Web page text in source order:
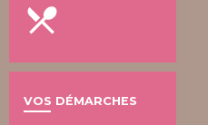
local_dining
VOS DÉMARCHES